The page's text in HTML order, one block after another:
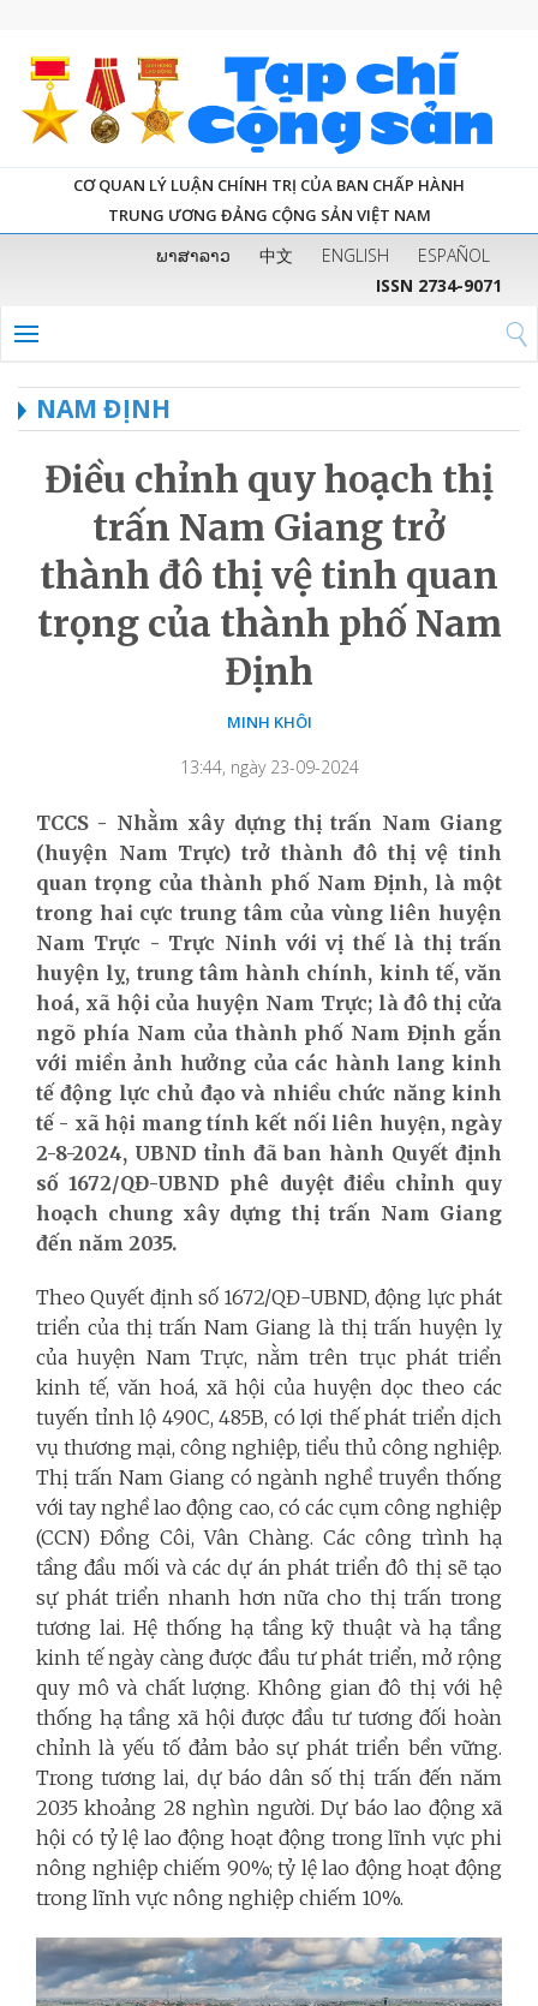
CƠ QUAN LÝ LUẬN CHÍNH TRỊ CỦA BAN CHẤP HÀNH
TRUNG ƯƠNG ĐẢNG CỘNG SẢN VIỆT NAM
ພາສາລາວ 中文 ENGLISH
ESPAÑOL
ISSN 2734-9071
NAM ĐỊNH
Điều chỉnh quy hoạch thị
trấn Nam Giang trở
thành đô thị vệ tinh quan
trọng của thành phố Nam
Định
MINH KHÔI
13:44, ngày 23-09-2024
TCCS - Nhằm xây dựng thị trấn Nam Giang
(huyện Nam Trực) trở thành đô thị vệ tinh
quan trọng của thành phố Nam Định, là một
trong hai cực trung tâm của vùng liên huyện
Nam Trực - Trực Ninh với vị thế là thị trấn
huyện lỵ, trung tâm hành chính, kinh tế, văn
hoá, xã hội của huyện Nam Trực; là đô thị cửa
ngõ phía Nam của thành phố Nam Định gắn
với miền ảnh hưởng của các hành lang kinh
tế động lực chủ đạo và nhiều chức năng kinh
tế - xã hội mang tính kết nối liên huyện, ngày
2-8-2024, UBND tỉnh đã ban hành Quyết định
số 1672/QĐ-UBND phê duyệt điều chỉnh quy
hoạch chung xây dựng thị trấn Nam Giang
đến năm 2035.
Theo Quyết định số 1672/QĐ-UBND, động lực phát
triển của thị trấn Nam Giang là thị trấn huyện lỵ
của huyện Nam Trực, nằm trên trục phát triển
kinh tế, văn hoá, xã hội của huyện dọc theo các
tuyến tỉnh lộ 490C, 485B, có lợi thế phát triển dịch
vụ thương mại, công nghiệp, tiểu thủ công nghiệp.
Thị trấn Nam Giang có ngành nghề truyền thống
với tay nghề lao động cao, có các cụm công nghiệp
(CCN) Đồng Côi, Vân Chàng. Các công trình hạ
tầng đầu mối và các dự án phát triển đô thị sẽ tạo
sự phát triển nhanh hơn nữa cho thị trấn trong
tương lai. Hệ thống hạ tầng kỹ thuật và hạ tầng
kinh tế ngày càng được đầu tư phát triển, mở rộng
quy mô và chất lượng. Không gian đô thị với hệ
thống hạ tầng xã hội được đầu tư tương đối hoàn
chỉnh là yếu tố đảm bảo sự phát triển bền vững.
Trong tương lai, dự báo dân số thị trấn đến năm
2035 khoảng 28 nghìn người. Dự báo lao động xã
hội có tỷ lệ lao động hoạt động trong lĩnh vực phi
nông nghiệp chiếm 90%; tỷ lệ lao động hoạt động
trong lĩnh vực nông nghiệp chiếm 10%.